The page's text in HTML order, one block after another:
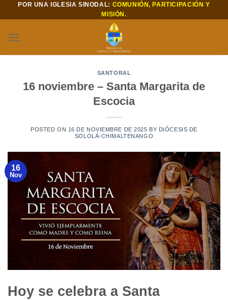
Saltar
al
POR UNA IGLESIA SINODAL: COMUNIÓN, PARTICIPACIÓN Y
MISIÓN.
SANTORAL
16 noviembre – Santa Margarita de
Escocia
POSTED ON 16 DE NOVIEMBRE DE 2025 BY DIÓCESIS DE
SOLOLÁ-CHIMALTENANGO
16
Nov
Hoy se celebra a Santa